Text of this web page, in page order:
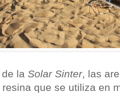
la Solar Sinter, las
que se utiliza en